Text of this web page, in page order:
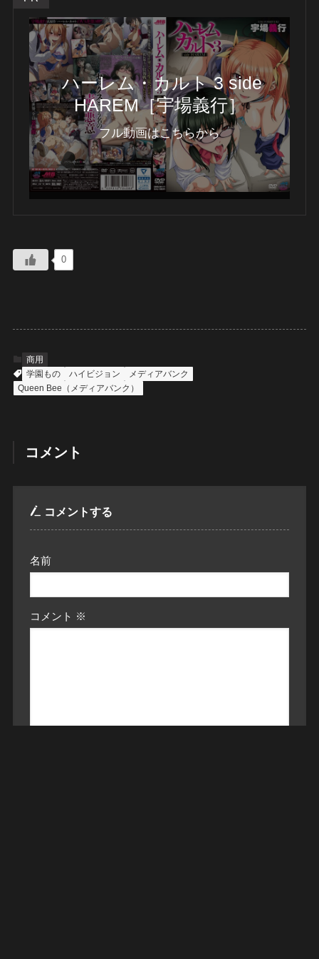
ハーレム・カルト 3 side
HAREM［宇場義行］
フル動画はこちらから
0
商用
学園もの
ハイビジョン
メディアバンク
Queen Bee（メディアバンク）
コメント
コメントする
名前
コメント ※